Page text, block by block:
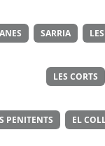
SARRIA
LES CORTS
PENITENTS EL